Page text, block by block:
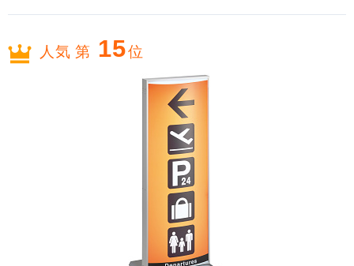
人気 第 15位